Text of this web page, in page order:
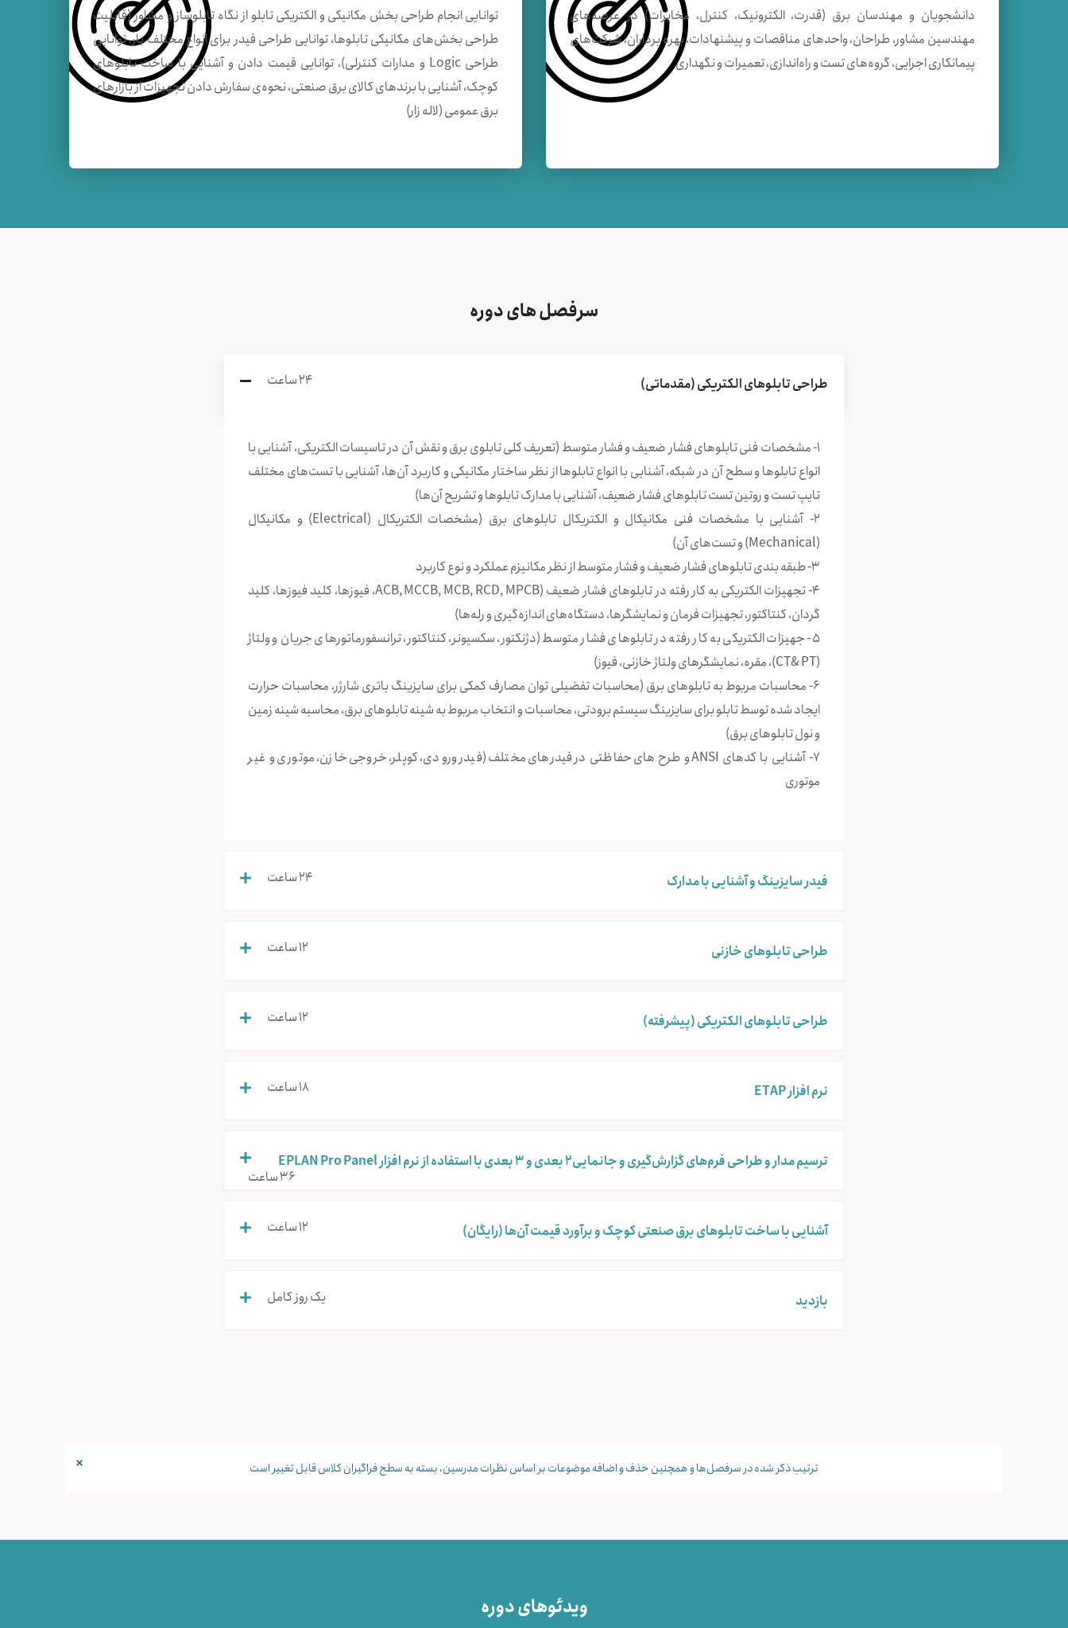
دانشجویان و مهندسان برق (قدرت، الکترونیک، کنترل، مخابرات) در عرصه‌های
مهندسين مشاور، طراحان، واحدهای مناقصات و پيشنهادات، بهره برداران، شركت‌های
پيمانكاری اجرايی، گروه‌های تست و راه‌اندازی، تعميرات و نگهداری
توانایی انجام طراحی بخش مکانیکی و الکتریکی تابلو از نگاه تابلوساز و مشاور (قابلیت
طراحی بخش‌های مکانیکی تابلوها، توانایی طراحی فیدر برای انواع مختلف بار، توانایی
طراحی Logic و مدارات کنترلی)، توانایی قیمت دادن و آشنایی با ساخت تابلوهای
کوچک، آشنایی با برندهای کالای برق صنعتی، نحوه‌ی سفارش دادن تجهیزات از بازار‌های
برق عمومی (لاله زار)
سرفصل های دوره
طراحی تابلوهای الکتریکی (مقدماتی) 24 ساعت
1- مشخصات فنی تابلوهای فشار ضعیف و فشار متوسط (تعریف كلی تابلوی برق و نقش آن در تاسیسات الكتریكی، آشنایی با
انواع تابلوها و سطح آن در شبكه، آشنایی با انواع تابلوها از نظر ساختار مكانیكی و كاربرد آن‌ها، آشنایی با تست‌های مختلف
تایپ تست و روتین تست تابلوهای فشار ضعیف، آشنایی با مدارک تابلوها و تشریح آن‌ها)
2- آشنایی با مشخصات فنی مكانیكال و الكتریكال تابلوهای برق (مشخصات الکتریکال (Electrical) و مکانیکال
(Mechanical) و تست‌های آن)
3- طبقه بندی تابلوهای فشار ضعیف و فشار متوسط از نظر مکانیزم عملکرد و نوع کاربرد
4- تجهیزات الکتریکی به کار رفته در تابلوهای فشار ضعیف (ACB, MCCB, MCB, RCD, MPCB، فیوزها، کلید فیوزها، کلید
گردان، کنتاکتور، تجهیزات فرمان و نمایشگرها، دستگاه‌های اندازه‌گیری و رله‌ها)
5- جهیزات الکتریکی به کار رفته در تابلوهای فشار متوسط (دژنکتور، سکسیونر، کنتاکتور، ترانسفورماتورهای جریان و ولتاژ
(CT& PT)، مقره، نمایشگرهای ولتاژ خازنی، فیوز)
6- محاسبات مربوط به تابلوهای برق (محاسبات تفضیلی توان مصارف كمكی برای سایزینگ باتری شارژر، محاسبات حرارت
ایجاد شده توسط تابلو برای سایزینگ سیستم برودتی، محاسبات و انتخاب مربوط به شینه تابلوهای برق، محاسبه شینه زمین
و نول تابلوهای برق)
7- آشنایی با کدهای ANSI و طرح های حفاظتی در فیدرهای مختلف (فیدر ورودی، کوپلر، خروجی خازن، موتوری و غیر
موتوری
فیدر سایزینگ و آشنایی با مدارک 24 ساعت
طراحی تابلوهای خازنی 12 ساعت
طراحی تابلوهای الکتریکی (پیشرفته) 12 ساعت
نرم افزار ETAP ۱۸ ساعت
ترسیم مدار و طراحی فرم‌های گزارش‌گیری و جانمایی۲ بعدی و ۳ بعدی با استفاده از نرم افزار EPLAN Pro Panel
36 ساعت
آشنایی با ساخت تابلوهای برق صنعتی کوچک و برآورد قیمت آن‌ها (رایگان) ۱۲ ساعت
بازدید یک روز کامل
ترتیب ذکر شده در سرفصل‌ها و همچنین حذف و اضافه موضوعات بر اساس نظرات مدرسین، بسته به سطح فراگیران کلاس قابل تغییر است ×
ویدئوهای دوره